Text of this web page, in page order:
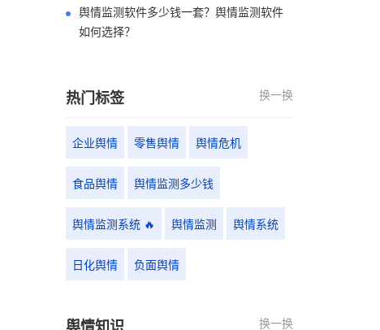
舆情监测软件多少钱一套？舆情监测软件
如何选择？
热门标签 换一换
企业舆情 零售舆情 舆情危机
食品舆情 舆情监测多少钱
舆情监测系统 🔥 舆情监测 舆情系统
日化舆情 负面舆情
舆情知识 换一换